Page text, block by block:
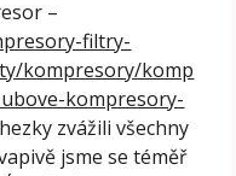
–
filtry-
kompresory/komp
kompresory-
zvážili všechny
jsme se téměř